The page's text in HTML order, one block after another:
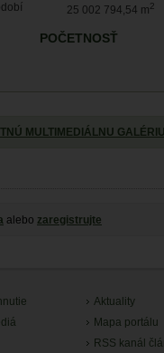
25 002 794,54 m2
POČETNOSŤ
MULTIMEDIÁLNU
alebo zaregistrujte
Aktuality
Mapa portálu
RSS kanál